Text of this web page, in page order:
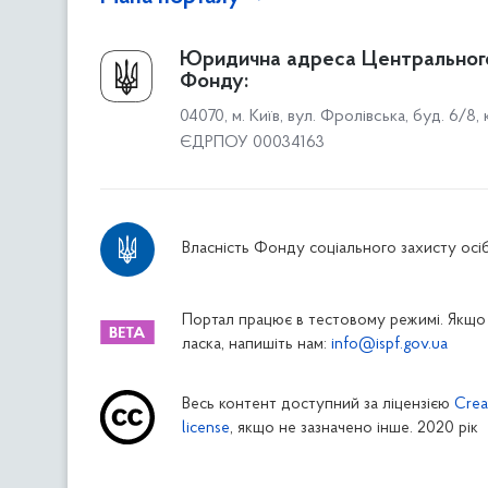
Про Фонд
Керівництво
Структура Фонду
Територіальні відділення
Дніпропетровське відділення
Житомирське відділення
Закарпатське відділення
Запорізьке відділення
Івано-Франківське відділення
Юридична адреса
Фонду:
04070, м. Київ, вул. Фролівська, буд. 6/8,
ЄДРПОУ 00034163
Власність Фонду соціального захисту осіб
Портал працює в тестовому режимі. Якщо
ласка, напишіть нам: info@ispf.gov.ua
Весь контент доступний за ліцензією
license, якщо не зазначено інше. 2020 рік